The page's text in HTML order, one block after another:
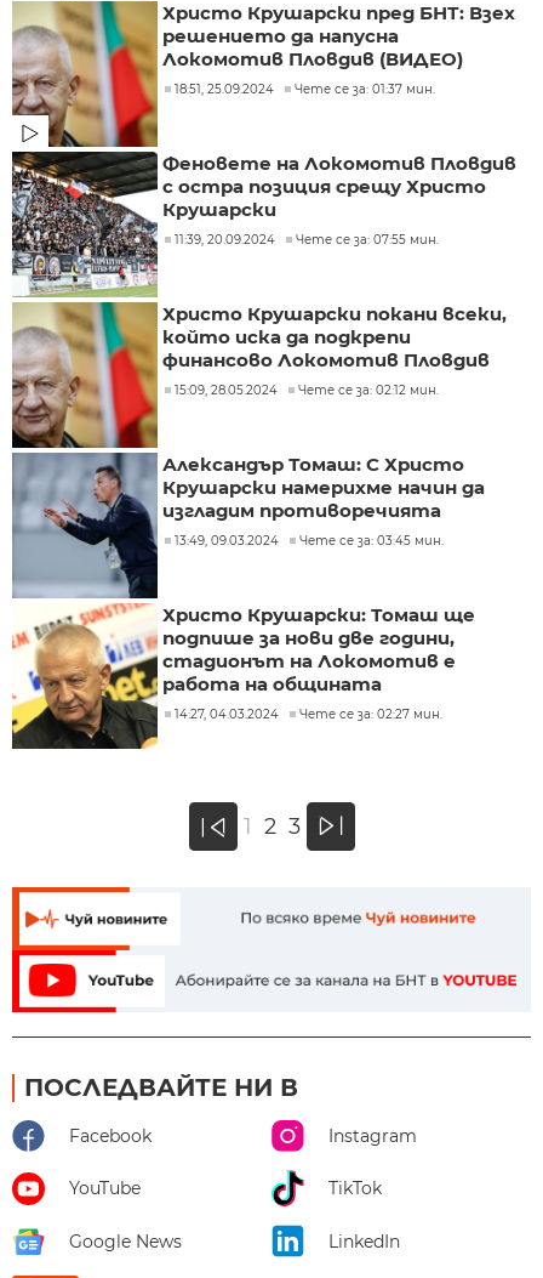
Христо Крушарски пред БНТ: Взех
решението да напусна
Локомотив Пловдив (ВИДЕО)
18:51, 25.09.2024 Чете се за: 01:37 мин.
Феновете на Локомотив Пловдив
с остра позиция срещу Христо
Крушарски
11:39, 20.09.2024 Чете се за: 07:55 мин.
Христо Крушарски покани всеки,
който иска да подкрепи
финансово Локомотив Пловдив
15:09, 28.05.2024 Чете се за: 02:12 мин.
Александър Томаш: С Христо
Крушарски намерихме начин да
изгладим противоречията
13:49, 09.03.2024 Чете се за: 03:45 мин.
Христо Крушарски: Томаш ще
подпише за нови две години,
стадионът на Локомотив е
работа на общината
14:27, 04.03.2024 Чете се за: 02:27 мин.
« 1 2 3 »
ПОСЛЕДВАЙТЕ НИ В
Facebook Instagram
YouTube TikTok
Google News LinkedIn